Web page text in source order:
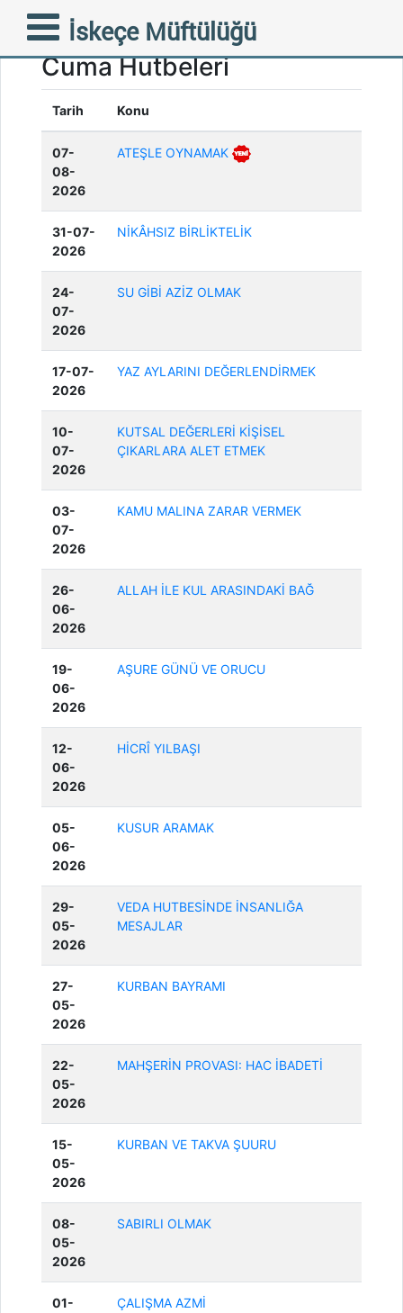
İskeçe Müftülüğü
Cuma Hutbeleri
Tarih Konu
07-
08-
2026
ATEŞLE OYNAMAK
31-07-
2026
NİKÂHSIZ BİRLİKTELİK
24-
07-
2026
SU GİBİ AZİZ OLMAK
17-07-
2026
YAZ AYLARINI DEĞERLENDİRMEK
10-
07-
2026
KUTSAL DEĞERLERİ KİŞİSEL
ÇIKARLARA ALET ETMEK
03-
07-
2026
KAMU MALINA ZARAR VERMEK
26-
06-
2026
ALLAH İLE KUL ARASINDAKİ BAĞ
19-
06-
2026
AŞURE GÜNÜ VE ORUCU
12-
06-
2026
HİCRÎ YILBAŞI
05-
06-
2026
KUSUR ARAMAK
29-
05-
2026
VEDA HUTBESİNDE İNSANLIĞA
MESAJLAR
27-
05-
2026
KURBAN BAYRAMI
22-
05-
2026
MAHŞERİN PROVASI: HAC İBADETİ
15-
05-
2026
KURBAN VE TAKVA ŞUURU
08-
05-
2026
SABIRLI OLMAK
01-
ÇALIŞMA AZMİ